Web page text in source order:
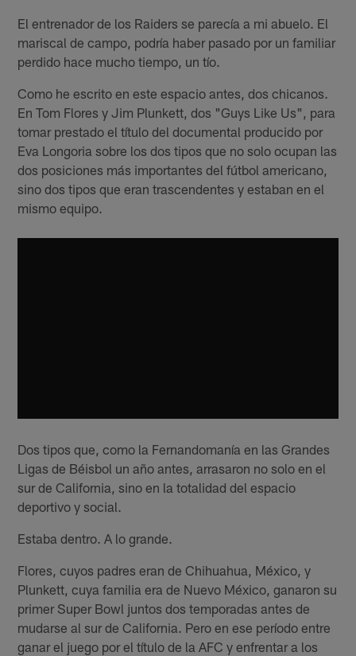
El entrenador de los Raiders se parecía a mi abuelo. El
mariscal de campo, podría haber pasado por un familiar
perdido hace mucho tiempo, un tío.
Como he escrito en este espacio antes, dos chicanos.
En Tom Flores y Jim Plunkett, dos "Guys Like Us", para
tomar prestado el título del documental producido por
Eva Longoria sobre los dos tipos que no solo ocupan las
dos posiciones más importantes del fútbol americano,
sino dos tipos que eran trascendentes y estaban en el
mismo equipo.
Dos tipos que, como la Fernandomanía en las Grandes
Ligas de Béisbol un año antes, arrasaron no solo en el
sur de California, sino en la totalidad del espacio
deportivo y social.
Estaba dentro. A lo grande.
Flores, cuyos padres eran de Chihuahua, México, y
Plunkett, cuya familia era de Nuevo México, ganaron su
primer Super Bowl juntos dos temporadas antes de
mudarse al sur de California. Pero en ese período entre
ganar el juego por el título de la AFC y enfrentar a los